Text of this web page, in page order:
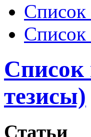
Список
Список
Список
тезисы)
Статьи